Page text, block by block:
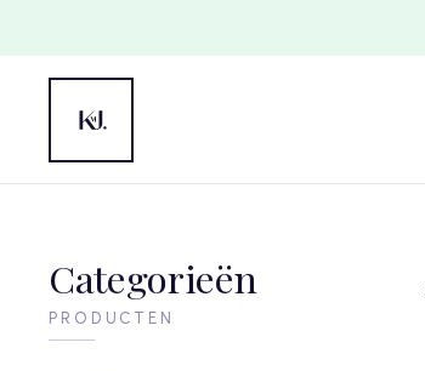
Categorieën
PRODUCTEN